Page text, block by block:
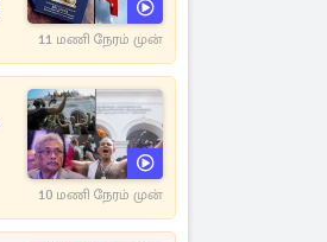
11 மணி நேரம் முன்
10 மணி நேரம் முன்